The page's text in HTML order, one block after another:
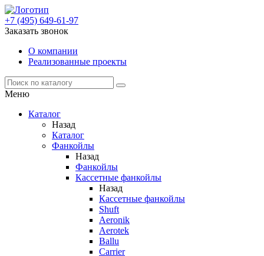
+7 (495) 649-61-97
Заказать звонок
О компании
Реализованные проекты
Меню
Каталог
Назад
Каталог
Фанкойлы
Назад
Фанкойлы
Кассетные фанкойлы
Назад
Кассетные фанкойлы
Shuft
Aeronik
Aerotek
Ballu
Carrier